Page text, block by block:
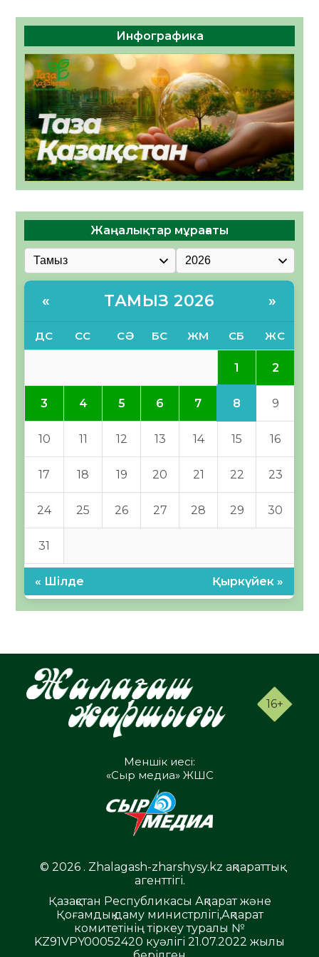
Инфографика
Жаңалықтар мұрағаты
« ТАМЫЗ 2026 »
ДС СС СӘ БС ЖМ СБ ЖС
1 2
3 4 5 6 7 8 9
10 11 12 13 14 15 16
17 18 19 20 21 22 23
24 25 26 27 28 29 30
31
« Шілде Қыркүйек »
16+
Меншік иесі:
«Сыр медиа» ЖШС
© 2026 . Zhalagash-zharshysy.kz ақпараттық
агенттігі.
Қазақстан Республикасы Ақпарат және
Қоғамдық даму министрлігі,Ақпарат
комитетінің тіркеу туралы №
KZ91VPY00052420 куәлігі 21.07.2022 жылы